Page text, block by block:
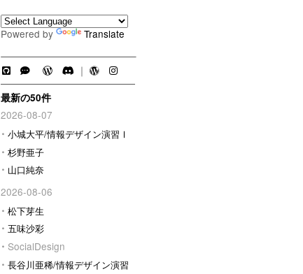
Powered by Translate
｜
最新の50件
2026-08-07
小城大平/情報デザイン演習Ⅰ
杉野亜子
山口純奈
2026-08-06
松下芽生
五味沙彩
SocialDesign
長谷川亜稀/情報デザイン演習